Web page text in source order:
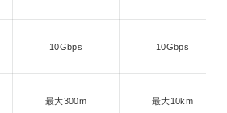
10Gbps 10Gbps
最大300m 最大10km